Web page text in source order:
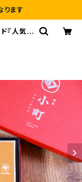
ります
『人気セ